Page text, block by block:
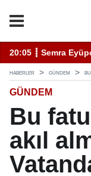
Hizmet İçin
20:05 ┋ Semra
HABERLER GÜNDEM
GÜNDEM
Bu
akıl